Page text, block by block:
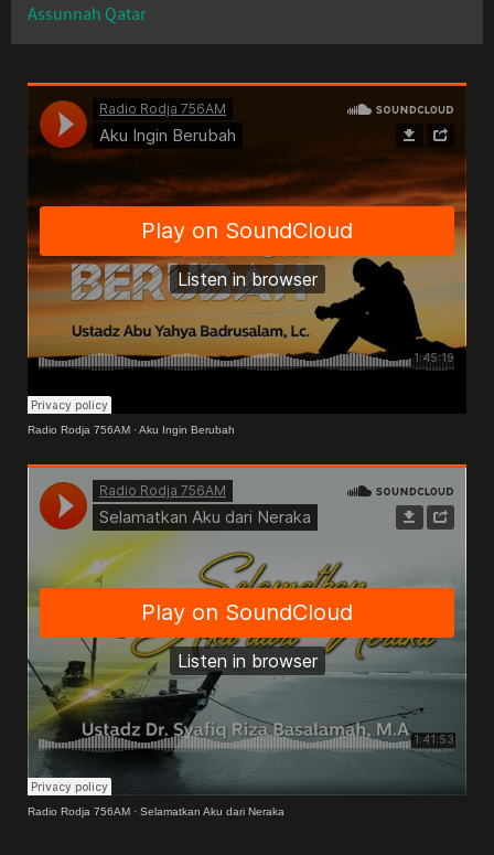
Assunnah Qatar
Radio Rodja 756AM ·Aku Ingin Berubah
Radio Rodja 756AM · Selamatkan Aku dari Neraka